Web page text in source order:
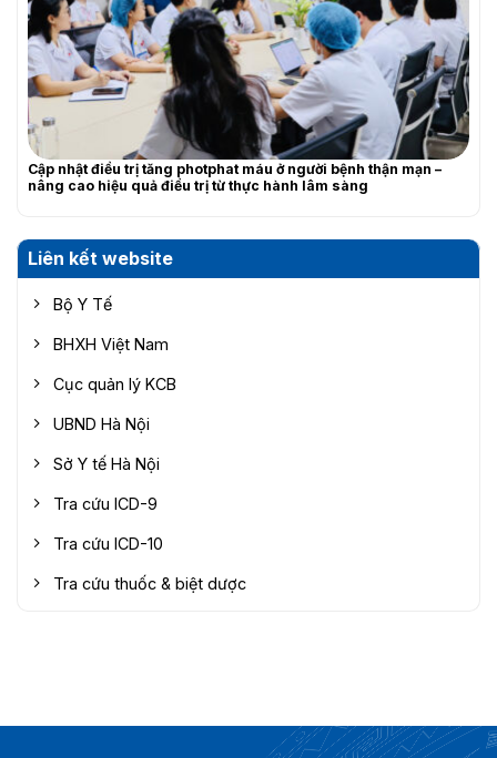
Cập nhật điều trị tăng photphat máu ở người bệnh thận mạn –
nâng cao hiệu quả điều trị từ thực hành lâm sàng
Liên kết website
Bộ Y Tế
BHXH Việt Nam
Cục quản lý KCB
UBND Hà Nội
Sở Y tế Hà Nội
Tra cứu ICD-9
Tra cứu ICD-10
Tra cứu thuốc & biệt dược